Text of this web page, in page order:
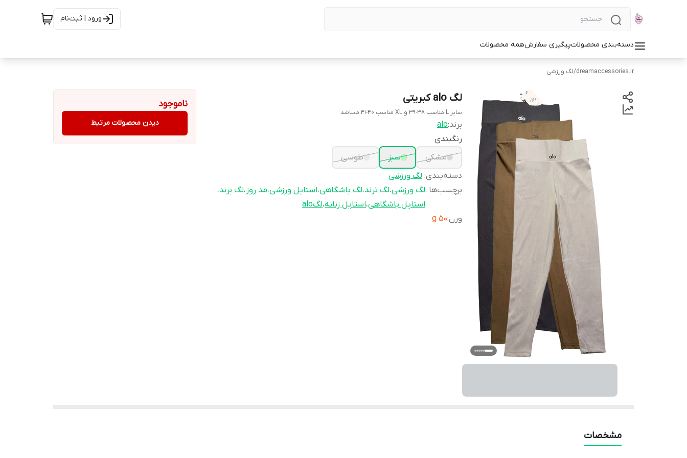
ورود | ثبت‌نام
دسته‌بندی محصولاتپیگیری سفارشهمه محصولات
dreamaccessories.ir
/لگ ورزشی
لگ alo کبریتی
سایز L مناسب 38-39 و XL مناسب 40-41 میباشد
برند:alo
رنگبندی
مشکی
سبز
طوسی
دسته‌بندی: لگ ورزشی
برچسب‌ها :لگ ورزشی،لگ ترند،لگ باشگاهی،استایل ورزشی،مد روز ،لگ برند،
استایل باشگاهی،استایل زنانه،لگalo
ورن:
50 g
ناموجود
دیدن محصولات مرتبط
مشخصات